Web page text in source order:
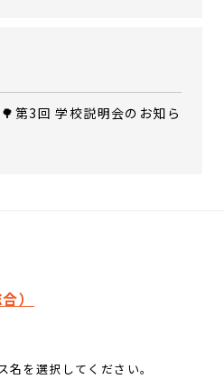
第3回 学校説明会のお知ら
）
を選択してください。